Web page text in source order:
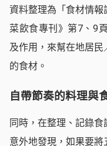
資料整理為「食材情
菜飲食專刊》第7、9
及作用，來幫在地居
的食材。
自帶節奏的料理與
同時，在整理、記錄
意外地發現，如果要